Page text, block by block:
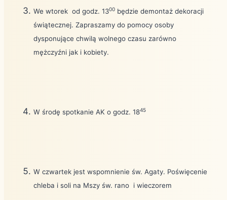
We wtorek od godz. 1300 będzie demontaż dekoracji
świątecznej. Zapraszamy do pomocy osoby
dysponujące chwilą wolnego czasu zarówno
mężczyźni jak i kobiety.
W środę spotkanie AK o godz. 1845
W czwartek jest wspomnienie św. Agaty. Poświęcenie
chleba i soli na Mszy św. rano i wieczorem